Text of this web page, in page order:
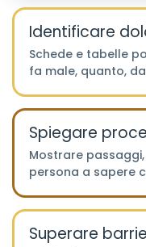
Identificare
Schede e tabelle
fa male, quanto,
Spiegare
Mostrare
persona a sapere
Superare